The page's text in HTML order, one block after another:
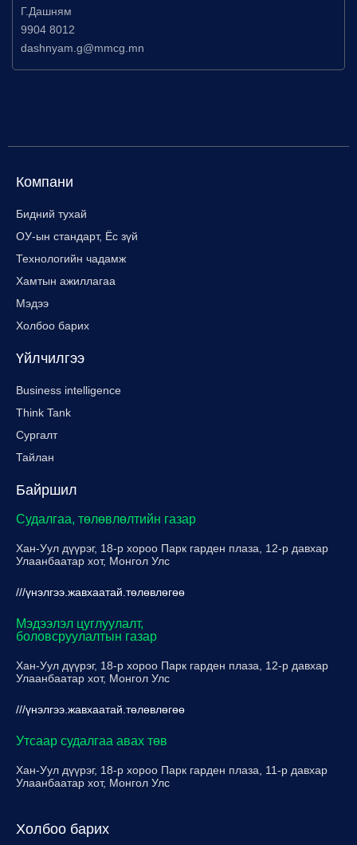
Г.Дашням
9904 8012
dashnyam.g@mmcg.mn
Компани
Бидний тухай
ОУ-ын стандарт, Ёс зүй
Технологийн чадамж
Хамтын ажиллагаа
Мэдээ
Холбоо барих
Үйлчилгээ
Business intelligence
Think Tank
Сургалт
Тайлан
Байршил
Судалгаа, төлөвлөлтийн газар
Хан-Уул дүүрэг, 18-р хороо Парк гарден плаза, 12-р давхар
Улаанбаатар хот, Монгол Улс
///үнэлгээ.жавхаатай.төлөвлөгөө
Мэдээлэл цуглуулалт,
боловсруулалтын газар
Хан-Уул дүүрэг, 18-р хороо Парк гарден плаза, 12-р давхар
Улаанбаатар хот, Монгол Улс
///үнэлгээ.жавхаатай.төлөвлөгөө
Утсаар судалгаа авах төв
Хан-Уул дүүрэг, 18-р хороо Парк гарден плаза, 11-р давхар
Улаанбаатар хот, Монгол Улс
Холбоо барих